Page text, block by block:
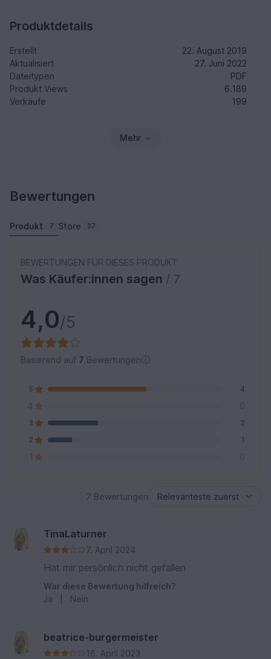
Produktdetails
Erstellt
22. August 2019
Aktualisiert
27. Juni 2022
Dateitypen
PDF
Produkt Views
6.189
Verkäufe
199
Mehr
Bewertungen
Produkt 7 Store 37
BEWERTUNGEN FÜR DIESES PRODUKT
Was Käufer:innen sagen / 7
4,0/5
Basierend auf 7 Bewertungen
5 4
4 0
3
2
2
1
1 0
7 Bewertungen
TinaLaturner
7. April 2024
Hat mir persönlich nicht gefallen
War diese Bewertung hilfreich?
Ja
Nein
beatrice-burgermeister
16. April 2023